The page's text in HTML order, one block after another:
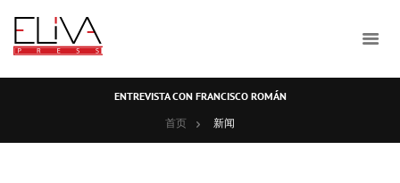
ENTREVISTA CON FRANCISCO ROMÁN
首页
新闻